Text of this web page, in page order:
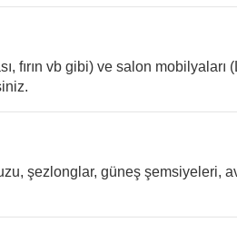
fırın vb gibi) ve salon mobilyaları
şezlonglar, güneş şemsiyeleri,